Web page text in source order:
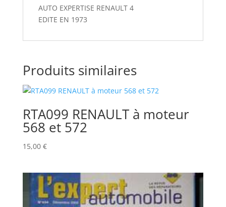
AUTO EXPERTISE RENAULT 4
EDITE EN 1973
Produits similaires
RTA099 RENAULT à moteur
568 et 572
15,00 €